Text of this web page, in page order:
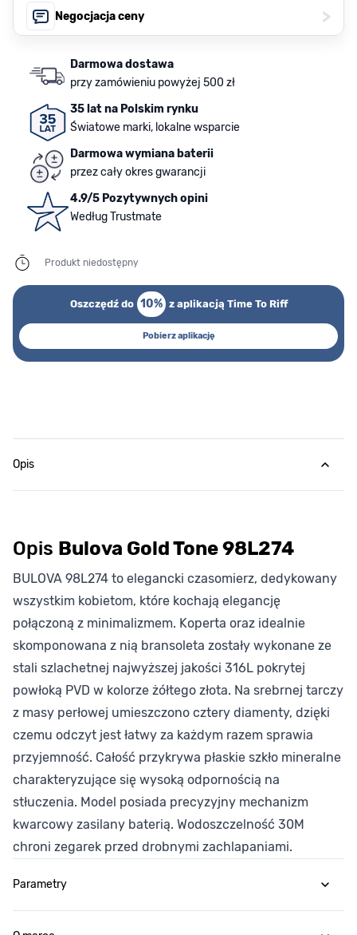
Negocjacja ceny >
Darmowa dostawa
przy zamówieniu powyżej 500 zł
35 lat na Polskim rynku
Światowe marki, lokalne wsparcie
Darmowa wymiana baterii
przez cały okres gwarancji
4.9/5 Pozytywnych opini
Według Trustmate
Produkt niedostępny
Oszczędź do 10% z aplikacją Time To Riff
Pobierz aplikację
Opis
Opis Bulova Gold Tone 98L274
BULOVA 98L274 to elegancki czasomierz, dedykowany
wszystkim kobietom, które kochają elegancję
połączoną z minimalizmem. Koperta oraz idealnie
skomponowana z nią bransoleta zostały wykonane ze
stali szlachetnej najwyższej jakości 316L pokrytej
powłoką PVD w kolorze żółtego złota. Na srebrnej tarczy
z masy perłowej umieszczono cztery diamenty, dzięki
czemu odczyt jest łatwy za każdym razem sprawia
przyjemność. Całość przykrywa płaskie szkło mineralne
charakteryzujące się wysoką odpornością na
stłuczenia. Model posiada precyzyjny mechanizm
kwarcowy zasilany baterią. Wodoszczelność 30M
chroni zegarek przed drobnymi zachlapaniami.
Parametry